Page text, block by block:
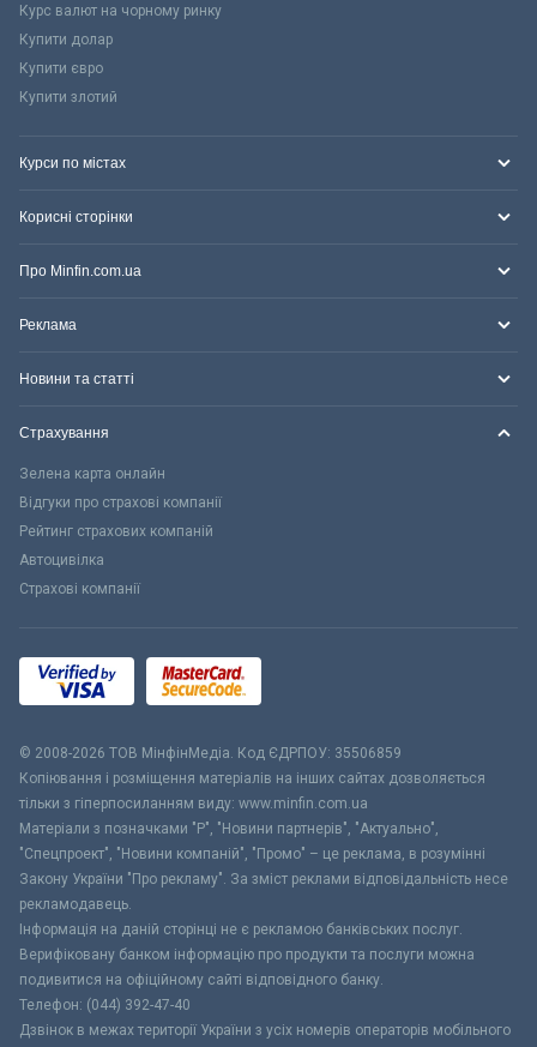
Курс валют на чорному ринку
Купити долар
Купити євро
Купити злотий
Курси по містах
Корисні сторінки
Про Minfin.com.ua
Реклама
Новини та статті
Страхування
Зелена карта онлайн
Відгуки про страхові компанії
Рейтинг страхових компаній
Автоцивілка
Страхові компанії
© 2008-2026 ТОВ МiнфiнМедiа. Код ЄДРПОУ: 35506859
Копіювання і розміщення матеріалів на інших сайтах дозволяється
тільки з гіперпосиланням виду: www.minfin.com.ua
Матеріали з позначками "Р", "Новини партнерів", "Актуально",
"Спецпроект", "Новини компаній", "Промо" – це реклама, в розумінні
Закону України "Про рекламу". За зміст реклами відповідальність несе
рекламодавець.
Інформація на даній сторінці не є рекламою банківських послуг.
Верифіковану банком інформацію про продукти та послуги можна
подивитися на офіційному сайті відповідного банку.
Телефон: (044) 392-47-40
Дзвінок в межах території України з усіх номерів операторів мобільного